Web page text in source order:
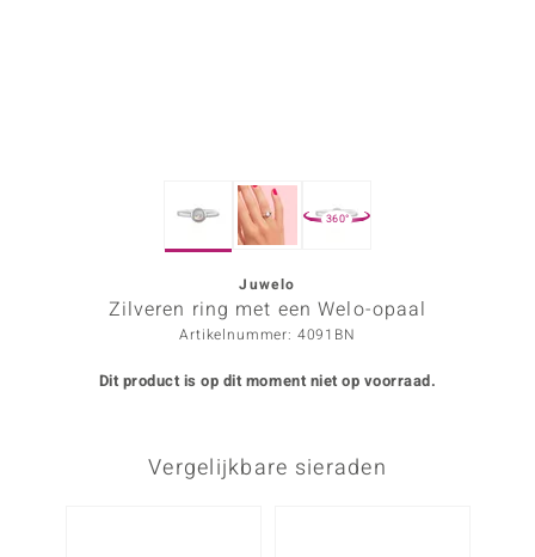
360°
Juwelo
Zilveren ring met een Welo-opaal
Artikelnummer: 4091BN
Dit product is op dit moment niet op voorraad.
Vergelijkbare sieraden